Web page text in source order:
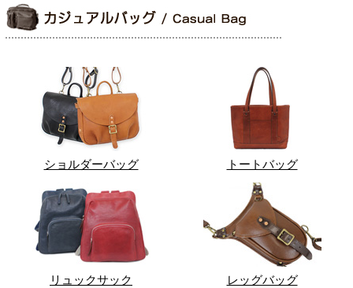
ショルダーバッグ トートバッグ
リュックサック レッグバッグ